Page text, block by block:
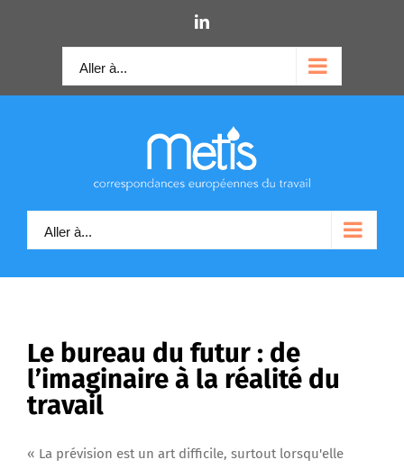
LinkedIn
Aller à...
Aller à...
Le bureau du futur : de
l’imaginaire à la réalité du
travail
« La prévision est un art difficile, surtout lorsqu'elle